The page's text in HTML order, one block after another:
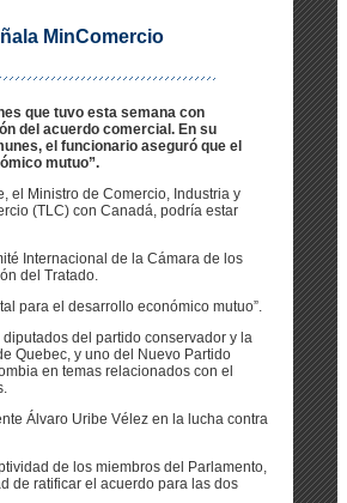
MinComercio
que tuvo esta semana con
del acuerdo comercial. En su
el funcionario aseguró que el
mutuo”.
el Ministro de Comercio, Industria y
(TLC) con Canadá, podría estar
Internacional de la Cámara de los
del Tratado.
para el desarrollo económico mutuo”.
del partido conservador y la
Quebec, y uno del Nuevo Partido
en temas relacionados con el
Álvaro Uribe Vélez en la lucha contra
de los miembros del Parlamento,
de ratificar el acuerdo para las dos